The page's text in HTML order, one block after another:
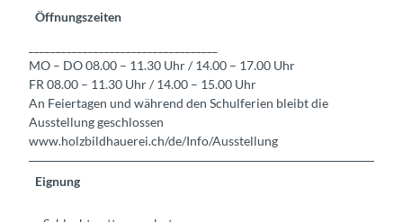
Öffnungszeiten
MO – DO 08.00 – 11.30 Uhr / 14.00 – 17.00 Uhr
FR 08.00 – 11.30 Uhr / 14.00 – 15.00 Uhr
An Feiertagen und während den Schulferien bleibt die
Ausstellung geschlossen
www.holzbildhauerei.ch/de/Info/Ausstellung
Eignung